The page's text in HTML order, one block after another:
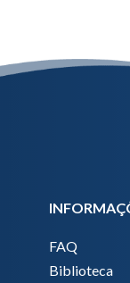
FAQ
Biblioteca